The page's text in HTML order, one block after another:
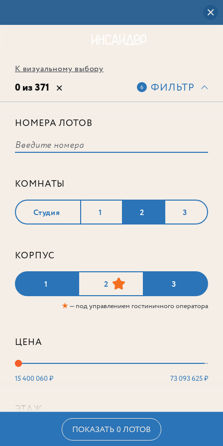
К визуальному выбору
0 из 371 6 ФИЛЬТР
НОМЕРА ЛОТОВ
КОМНАТЫ
Студия 1 2 3
КОРПУС
1 2 3
★— под управлением гостиничного оператора
ЦЕНА
15 400 060 ₽ 73 093 625 ₽
ЭТАЖ
ПОКАЗАТЬ 0 ЛОТОВ
соответствует ни одного лота